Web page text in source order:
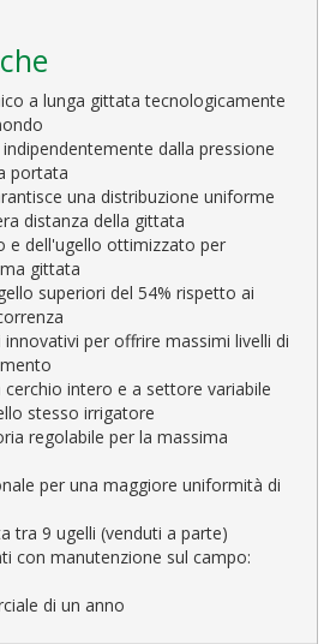
a lunga gittata tecnologicamente
dalla pressione
portata
una distribuzione uniforme
distanza della gittata
e dell'ugello ottimizzato per
gittata
superiori del 54% rispetto ai
per offrire massimi livelli di
intero e a settore variabile
stesso irrigatore
regolabile per la massima
per una maggiore uniformità di
tra 9 ugelli (venduti a parte)
con manutenzione sul campo:
di un anno